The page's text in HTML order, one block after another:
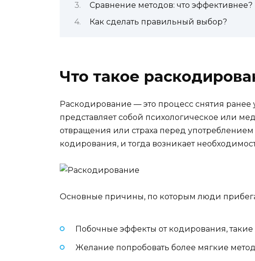
Сравнение методов: что эффективнее?
Как сделать правильный выбор?
Что такое
Раскодирование — это процесс снятия
представляет собой психологическое или
отвращения или страха перед
кодирования, и тогда возникает
Основные причины, по которым люди
Побочные эффекты от кодирования,
Желание попробовать более мягкие